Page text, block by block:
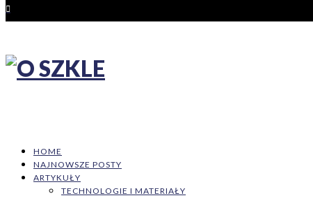
HOME
NAJNOWSZE POSTY
ARTYKUŁY
TECHNOLOGIE I MATERIAŁY